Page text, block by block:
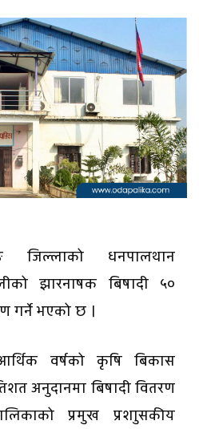
जिल्लाको धनपालथान
झारनाषक बिषादी ५०
गर्ने भएको छ ।
वर्षको कृषि बिकास
अनुदानमा बिषादी वितरण
प्रमुख प्रशाुसकीय